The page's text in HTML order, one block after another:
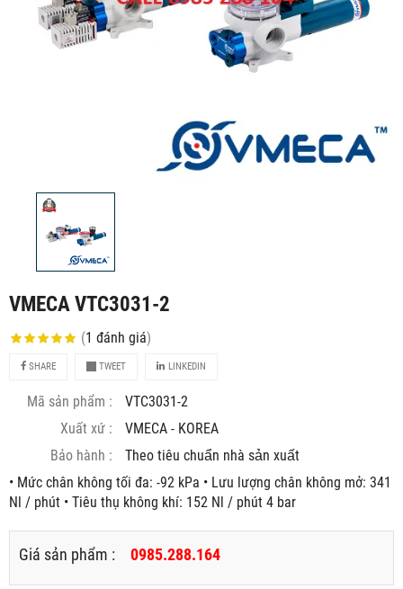
VMECA VTC3031-2
(1 đánh giá)
SHARE TWEET LINKEDIN
Mã sản phẩm :
VTC3031-2
Xuất xứ :
VMECA - KOREA
Bảo hành :
Theo tiêu chuẩn nhà sản xuất
• Mức chân không tối đa: -92 kPa • Lưu lượng chân không mở: 341
Nl / phút • Tiêu thụ không khí: 152 Nl / phút 4 bar
Giá sản phẩm : 0985.288.164